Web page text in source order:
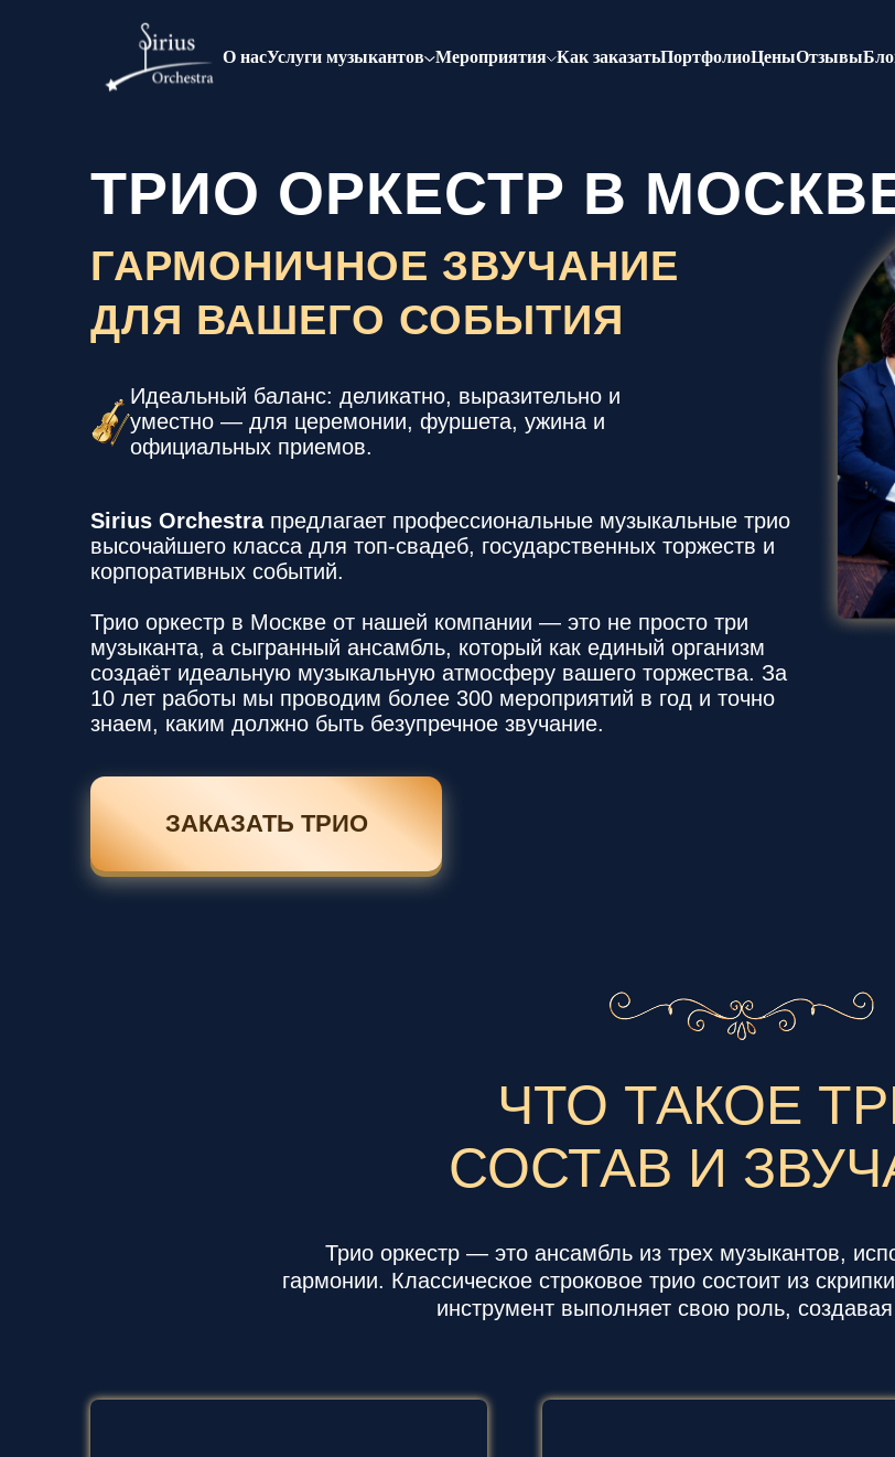
О насУслуги музыкантов Мероприятия Как заказатьПортфолиоЦеныОтзывы
ЗАКАЗАТЬ ТРИО
ГАРМОНИЧНОЕ ЗВУЧАНИЕ
ДЛЯ ВАШЕГО СОБЫТИЯ
ТРИО ОРКЕСТР В
Sirius Orchestra предлагает профессиональные музыкальные трио
высочайшего класса для топ-свадеб, государственных торжеств и
корпоративных событий.
Трио оркестр в Москве от нашей компании — это не просто три
музыканта, а сыгранный ансамбль, который как единый организм
создаёт идеальную музыкальную атмосферу вашего торжества. За
10 лет работы мы проводим более 300 мероприятий в год и точно
знаем, каким должно быть безупречное звучание.
Идеальный баланс: деликатно, выразительно и
уместно — для церемонии, фуршета, ужина и
официальных приемов.
Трио оркестр — это ансамбль из трех музыкантов,
гармонии. Классическое строковое трио состоит из
инструмент выполняет свою роль,
ЧТО ТАКОЕ
СОСТАВ И